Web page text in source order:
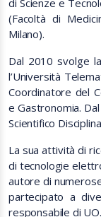
di Scienze e
(Facoltà di
Milano).
Dal 2010 svolge
l’Università
Coordinatore del
e Gastronomia.
Scientifico
La sua attività di
di tecnologie
autore di
partecipato a
responsabile di UO.